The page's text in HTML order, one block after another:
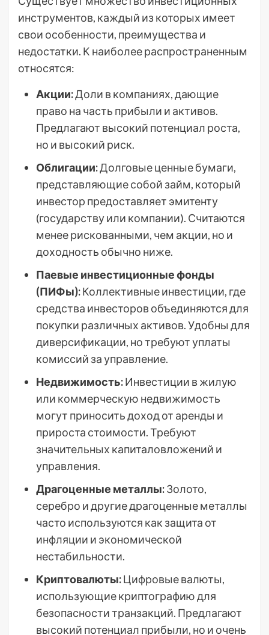
инструментов, каждый из которых имеет
свои особенности, преимущества и
недостатки. К наиболее распространенным
относятся:
Акции:Доли в компаниях, дающие
право на часть прибыли и активов.
Предлагают высокий потенциал роста,
но и высокий риск.
Облигации:Долговые ценные бумаги,
представляющие собой займ, который
инвестор предоставляет эмитенту
(государству или компании). Считаются
менее рискованными, чем акции, но и
доходность обычно ниже.
Паевые инвестиционные фонды
(ПИФы):Коллективные инвестиции, где
средства инвесторов объединяются для
покупки различных активов. Удобны для
диверсификации, но требуют уплаты
комиссий за управление.
Недвижимость:Инвестиции в жилую
или коммерческую недвижимость
могут приносить доход от аренды и
прироста стоимости. Требуют
значительных капиталовложений и
управления.
Драгоценные металлы:Золото,
серебро и другие драгоценные металлы
часто используются как защита от
инфляции и экономической
нестабильности.
Криптовалюты:Цифровые валюты,
использующие криптографию для
безопасности транзакций. Предлагают
высокий потенциал прибыли, но и очень